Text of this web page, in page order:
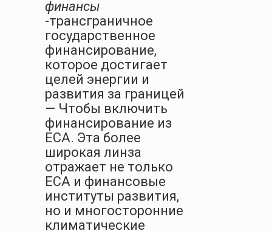
финансы
-трансграничное
государственное
финансирование,
которое достигает
целей энергии и
развития за границей
— Чтобы включить
финансирование из
ECA. Эта более
широкая линза
отражает не только
ECA и финансовые
институты развития,
но и многосторонние
климатические